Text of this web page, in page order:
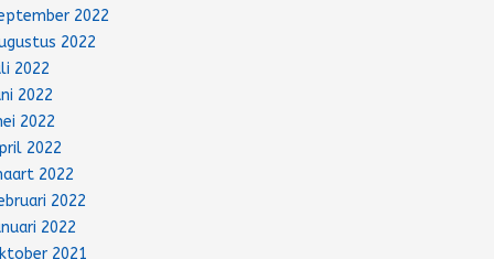
2022
2022
2022
2022
2022
2022
2022
2022
2022
2021